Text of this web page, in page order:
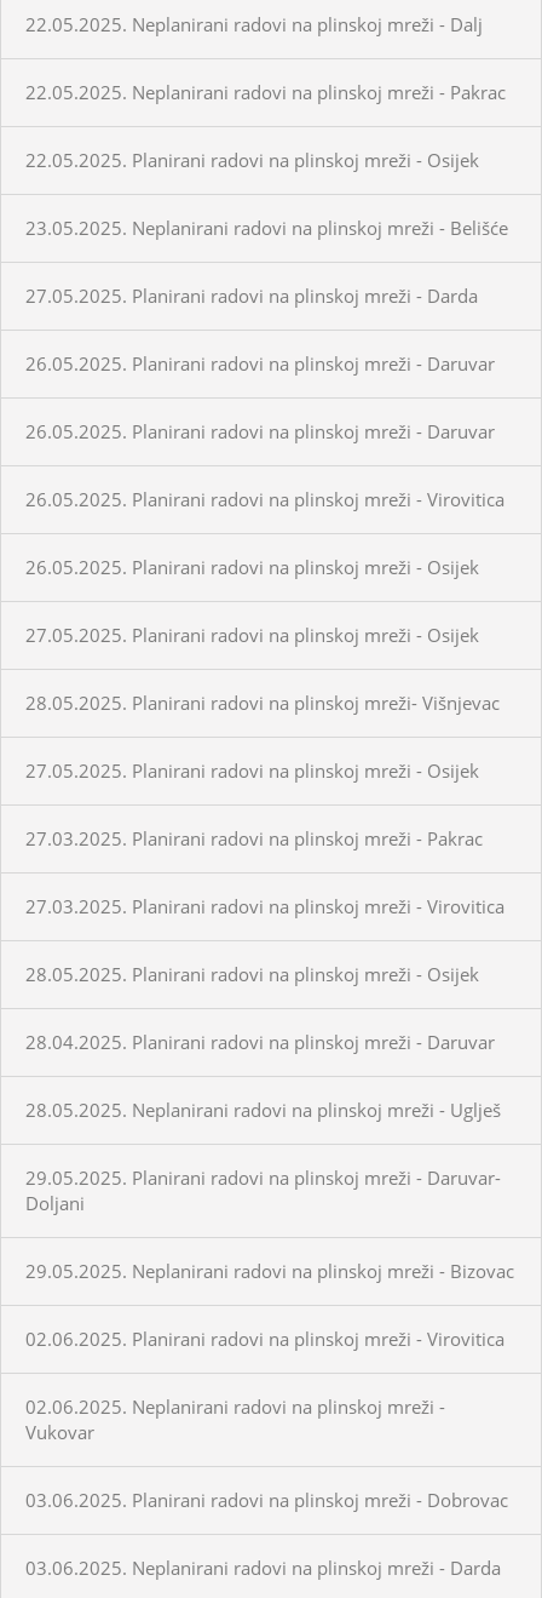
22.05.2025. Neplanirani radovi na plinskoj mreži - Dalj
22.05.2025. Neplanirani radovi na plinskoj mreži - Pakrac
22.05.2025. Planirani radovi na plinskoj mreži - Osijek
23.05.2025. Neplanirani radovi na plinskoj mreži - Belišće
27.05.2025. Planirani radovi na plinskoj mreži - Darda
26.05.2025. Planirani radovi na plinskoj mreži - Daruvar
26.05.2025. Planirani radovi na plinskoj mreži - Daruvar
26.05.2025. Planirani radovi na plinskoj mreži - Virovitica
26.05.2025. Planirani radovi na plinskoj mreži - Osijek
27.05.2025. Planirani radovi na plinskoj mreži - Osijek
28.05.2025. Planirani radovi na plinskoj mreži- Višnjevac
27.05.2025. Planirani radovi na plinskoj mreži - Osijek
27.03.2025. Planirani radovi na plinskoj mreži - Pakrac
27.03.2025. Planirani radovi na plinskoj mreži - Virovitica
28.05.2025. Planirani radovi na plinskoj mreži - Osijek
28.04.2025. Planirani radovi na plinskoj mreži - Daruvar
28.05.2025. Neplanirani radovi na plinskoj mreži - Uglješ
29.05.2025. Planirani radovi na plinskoj mreži - Daruvar-
Doljani
29.05.2025. Neplanirani radovi na plinskoj mreži - Bizovac
02.06.2025. Planirani radovi na plinskoj mreži - Virovitica
02.06.2025. Neplanirani radovi na plinskoj mreži -
Vukovar
03.06.2025. Planirani radovi na plinskoj mreži - Dobrovac
03.06.2025. Neplanirani radovi na plinskoj mreži - Darda